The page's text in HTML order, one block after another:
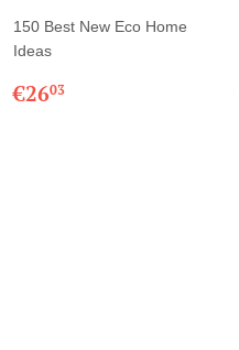
150 Best New Eco Home
Ideas
PRIX
€2603